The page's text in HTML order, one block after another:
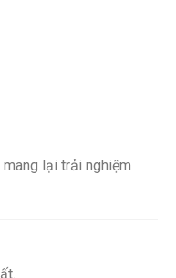
lại trải nghiệm